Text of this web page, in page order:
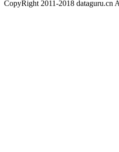
CopyRight 2011-2018 dataguru.cn